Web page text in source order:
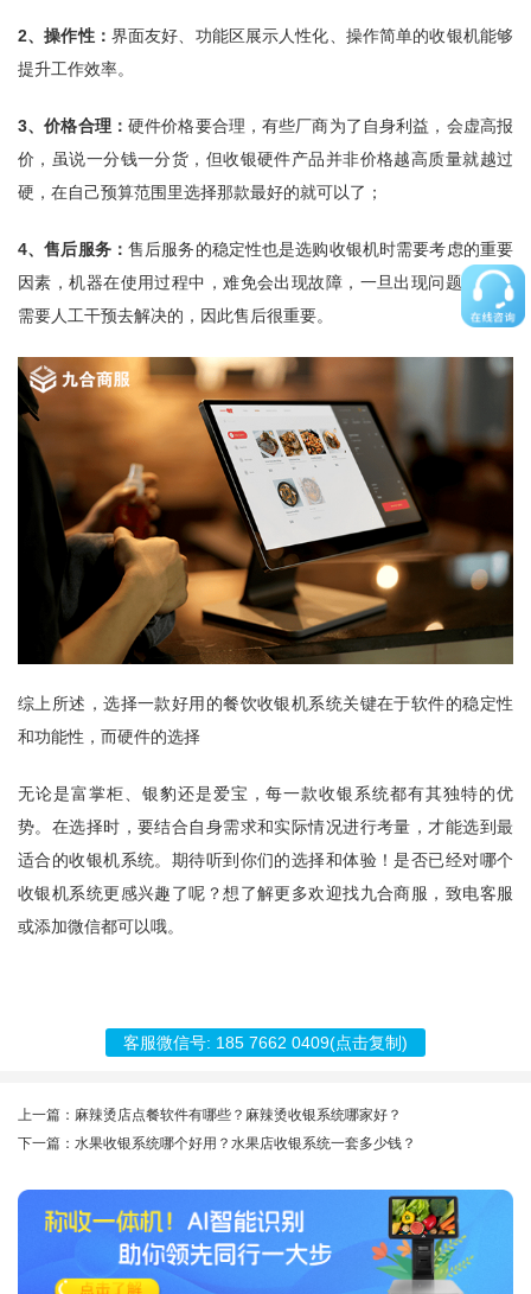
2、操作性： 界面友好、功能区展示人性化、操作简单的收银机能够
提升工作效率。
3、价格合理： 硬件价格要合理，有些厂商为了自身利益，会虚高报
价，虽说一分钱一分货，但收银硬件产品并非价格越高质量就越过
硬，在自己预算范围里选择那款最好的就可以了；
4、售后服务： 售后服务的稳定性也是选购收银机时需要考虑的重要
因素，机器在使用过程中，难免会出现故障，一旦出现问题，大都
需要人工干预去解决的，因此售后很重要。
综上所述，选择一款好用的餐饮收银机系统关键在于软件的稳定性
和功能性，而硬件的选择
无论是富掌柜、银豹还是爱宝，每一款收银系统都有其独特的优
势。在选择时，要结合自身需求和实际情况进行考量，才能选到最
适合的收银机系统。期待听到你们的选择和体验！是否已经对哪个
收银机系统更感兴趣了呢？想了解更多欢迎找九合商服，致电客服
或添加微信都可以哦。
客服微信号: 185 7662 0409(点击复制)
上一篇：麻辣烫店点餐软件有哪些？麻辣烫收银系统哪家好？
下一篇：水果收银系统哪个好用？水果店收银系统一套多少钱？